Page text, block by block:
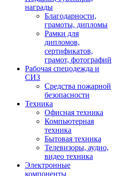
награды
Благодарности,
грамоты, дипломы
Рамки для
дипломов,
сертификатов,
грамот, фотографий
Рабочая спецодежда и
СИЗ
Средства пожарной
безопасности
Техника
Офисная техника
Компьютерная
техника
Бытовая техника
Телевизоры, аудио,
видео техника
Электронные
компоненты